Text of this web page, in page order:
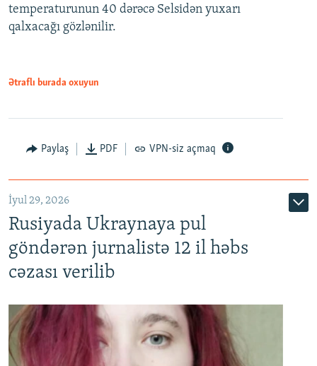
temperaturunun 40 dərəcə Selsidən yuxarı
qalxacağı gözlənilir.
Ətraflı burada oxuyun
Paylaş PDF VPN-siz açmaq
İyul 29, 2026
Rusiyada Ukraynaya pul
göndərən jurnalistə 12 il həbs
cəzası verilib